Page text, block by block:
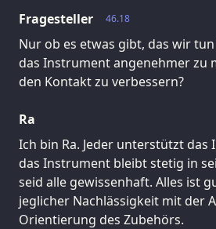
46.18
Fragesteller
Nur ob es etwas gibt, das wir
das Instrument angenehmer zu
den Kontakt zu verbessern?
Ra
Ich bin Ra. Jeder unterstützt
das Instrument bleibt stetig in
seid alle gewissenhaft. Alles ist
jeglicher Nachlässigkeit mit der
Orientierung des Zubehörs.